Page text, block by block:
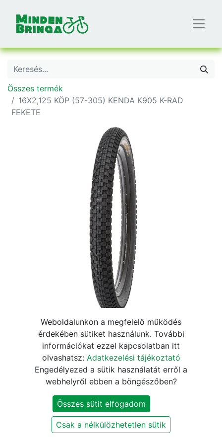
Összes termék
16X2,125 KÖP (57-305) KENDA K905 K-RAD
FEKETE
16X2,125 KÖP (57-305)
KENDA K905 K-RAD FEKETE
2.370Ft 2.790 Ft
KOSÁRBA
Weboldalunkon a megfelelő működés
érdekében sütiket használunk. További
információkat ezzel kapcsolatban itt
olvashatsz: Adatkezelési tájékoztató
Engedélyezed a sütik használatát erről a
webhelyről ebben a böngészőben?
Összes sütit elfogadom
Csak a nélkülözhetetlen sütik